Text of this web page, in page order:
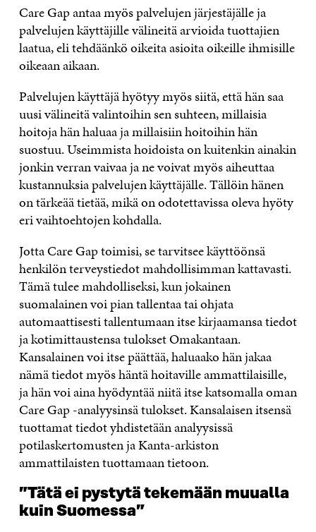
Care Gap antaa myös palvelujen järjestäjälle ja
palvelujen käyttäjille välineitä arvioida tuottajien
laatua, eli tehdäänkö oikeita asioita oikeille ihmisille
oikeaan aikaan.
Palvelujen käyttäjä hyötyy myös siitä, että hän saa
uusi välineitä valintoihin sen suhteen, millaisia
hoitoja hän haluaa ja millaisiin hoitoihin hän
suostuu. Useimmista hoidoista on kuitenkin ainakin
jonkin verran vaivaa ja ne voivat myös aiheuttaa
kustannuksia palvelujen käyttäjälle. Tällöin hänen
on tärkeää tietää, mikä on odotettavissa oleva hyöty
eri vaihtoehtojen kohdalla.
Jotta Care Gap toimisi, se tarvitsee käyttöönsä
henkilön terveystiedot mahdollisimman kattavasti.
Tämä tulee mahdolliseksi, kun jokainen
suomalainen voi pian tallentaa tai ohjata
automaattisesti tallentumaan itse kirjaamansa tiedot
ja kotimittaustensa tulokset Omakantaan.
Kansalainen voi itse päättää, haluaako hän jakaa
nämä tiedot myös häntä hoitaville ammattilaisille,
ja hän voi aina hyödyntää niitä itse katsomalla oman
Care Gap -analyysinsä tulokset. Kansalaisen itsensä
tuottamat tiedot yhdistetään analyysissä
potilaskertomusten ja Kanta-arkiston
ammattilaisten tuottamaan tietoon.
”Tätä ei pystytä tekemään muualla
kuin Suomessa”